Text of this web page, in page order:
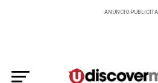
ANUNCIO